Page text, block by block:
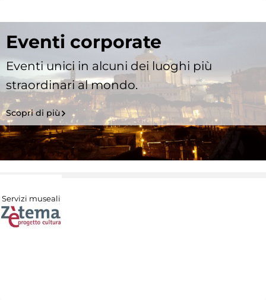
Eventi corporate
Eventi unici in alcuni dei luoghi più
straordinari al mondo.
Scopri di più
Servizi museali